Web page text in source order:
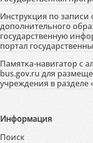
Инструкция по
дополнительного
государственную
портал
Памятка-навигатор с
bus.gov.ru для
учреждения в
Информация
Поиск